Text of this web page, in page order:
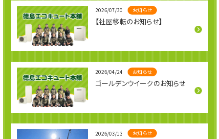
2026/07/30 お知らせ
【社屋移転のお知らせ】
2026/04/24 お知らせ
ゴールデンウイークのお知らせ
2026/03/13 お知らせ